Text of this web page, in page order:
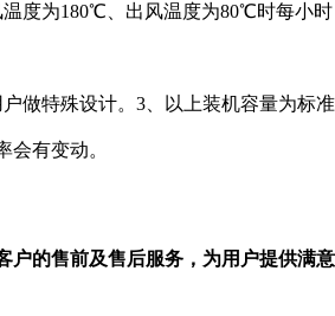
温度为180℃、出风温度为80℃时每小时
做特殊设计。3、以上装机容量为标准
会有变动。
户的售前及售后服务，为用户提供满意